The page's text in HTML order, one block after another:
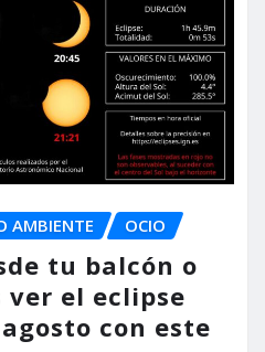
AMBIENTE OCIO
tu balcón o
ver el eclipse
con este